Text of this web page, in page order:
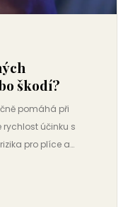
škodí?
pomáhá při
účinku s
pro plíce a
vybrat